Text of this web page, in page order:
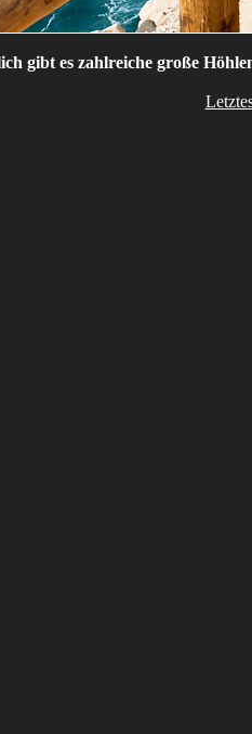
gibt es zahlreiche große